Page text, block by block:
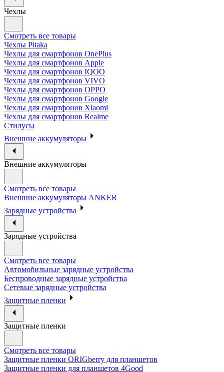
Чехлы
Смотреть все товары
Чехлы Pitaka
Чехлы для смартфонов OnePlus
Чехлы для смартфонов Apple
Чехлы для смартфонов IQOO
Чехлы для смартфонов VIVO
Чехлы для смартфонов OPPO
Чехлы для смартфонов Google
Чехлы для смартфонов Xiaomi
Чехлы для смартфонов Realme
Стилусы
Внешние аккумуляторы
Внешние аккумуляторы
Смотреть все товары
Внешние аккумуляторы ANKER
Зарядные устройства
Зарядные устройства
Смотреть все товары
Автомобильные зарядные устройства
Беспроводные зарядные устройства
Сетевые зарядные устройства
Защитные пленки
Защитные пленки
Смотреть все товары
Защитные пленки ORIGberry для планшетов
Защитные пленки для планшетов 4Good